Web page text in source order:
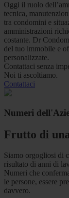
Oggi il ruolo
tecnica,
tra condomini e
amministrazioni
costante. Dr
del tuo immobile e
personalizzate.
Contattaci senza
Noi ti ascoltiamo.
Contattaci
Numeri
Frutto di
Siamo orgogliosi di
risultato di anni di
Numeri che
le persone, essere
davvero.